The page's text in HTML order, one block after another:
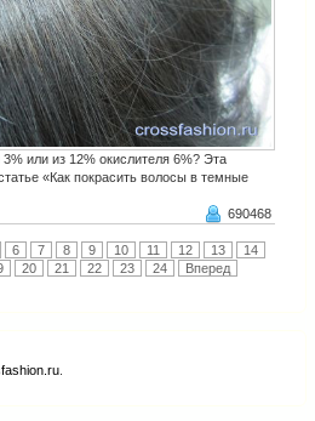
3% или из 12% окислителя 6%? Эта
«Как покрасить волосы в темные
690468
6 7 8 9 10 11 12 13
14
20 21 22 23 24 Вперед